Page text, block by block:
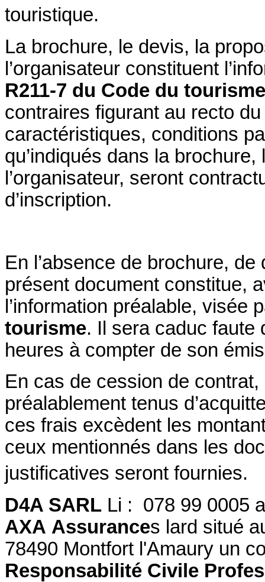
touristique.
La brochure, le devis, la
l’organisateur constituent
R211-7 du Code du tourisme
contraires figurant au recto
caractéristiques, conditions
qu’indiqués dans la
l’organisateur, seront
d’inscription.
En l’absence de brochure,
présent document constitue,
l’information préalable, visée
tourisme. Il sera caduc faute
heures à compter de son
En cas de cession de
préalablement tenus
ces frais excèdent les
ceux mentionnés dans les
justificatives seront fournies.
D4A SARL Li : 078 99 0005
AXA Assurances lard situé
78490 Montfort l'Amaury un
Responsabilité Civile